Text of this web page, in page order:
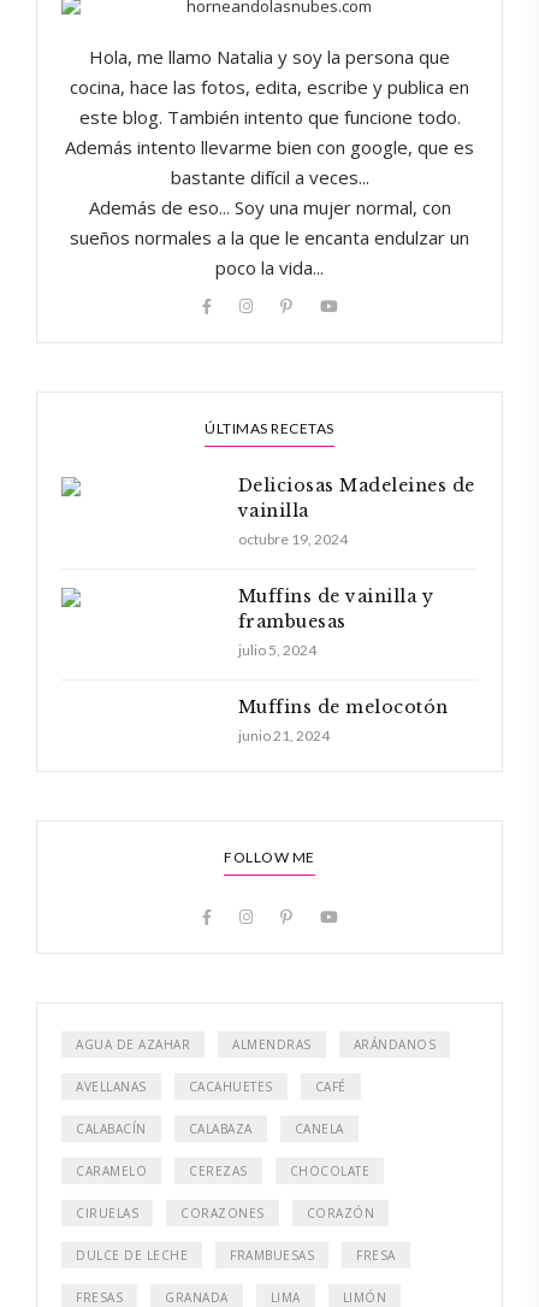
Hola, me llamo Natalia y soy la persona que
cocina, hace las fotos, edita, escribe y publica en
este blog. También intento que funcione todo.
Además intento llevarme bien con google, que es
bastante difícil a veces...
Además de eso... Soy una mujer normal, con
sueños normales a la que le encanta endulzar un
poco la vida...
ÚLTIMAS RECETAS
Deliciosas Madeleines de
vainilla
octubre 19, 2024
Muffins de vainilla y
frambuesas
julio 5, 2024
Muffins de melocotón
junio 21, 2024
FOLLOW ME
AGUA DE AZAHAR ALMENDRAS ARÁNDANOS
AVELLANAS CACAHUETES CAFÉ
CALABACÍN CALABAZA CANELA
CARAMELO CEREZAS CHOCOLATE
CIRUELAS CORAZONES CORAZÓN
DULCE DE LECHE FRAMBUESAS FRESA
FRESAS GRANADA LIMA LIMÓN